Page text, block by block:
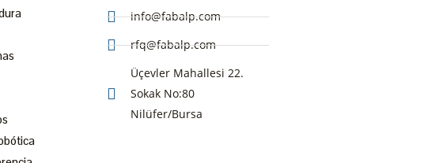
info@fabalp.com
rfq@fabalp.com
Üçevler Mahallesi 22.
Sokak No:80
Nilüfer/Bursa